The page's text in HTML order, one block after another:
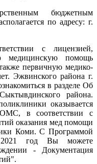
бюджетным
по адресу: г.
с лицензией,
медицинскую помощь
первичную медико-
Эжвинского района г.
в разделе Об
района.
оказывается
в соответствии с
оказания мед помощи
Коми. С Программой
2021 год Вы можете
- Документация